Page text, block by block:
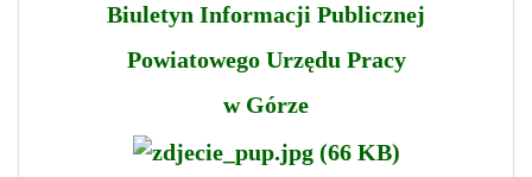
Biuletyn Informacji Publicznej
Powiatowego Urzędu Pracy
w Górze